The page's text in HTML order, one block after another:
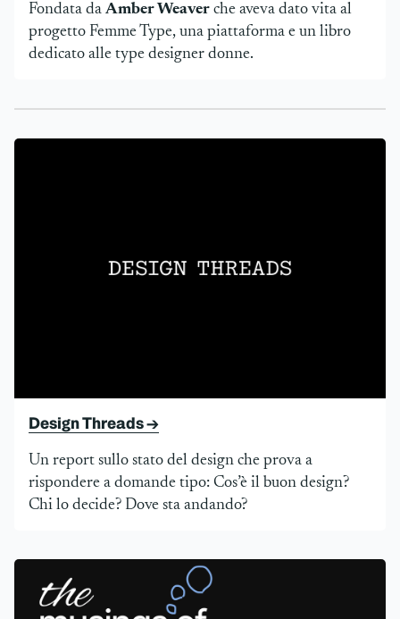
Fondata da Amber Weaver che aveva dato vita al
progetto Femme Type, una piattaforma e un libro
dedicato alle type designer donne.
Design Threads →
Un report sullo stato del design che prova a
rispondere a domande tipo: Cos’è il buon design?
Chi lo decide? Dove sta andando?
Design Threads
Lessons.Design